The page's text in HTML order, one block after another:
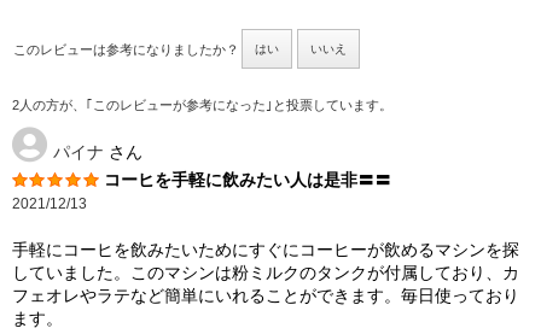
このレビューは参考になりましたか？ はい いいえ
2人の方が、｢このレビューが参考になった｣と投票しています。
パイナ さん
コーヒを手軽に飲みたい人は是非〓〓
2021/12/13
手軽にコーヒを飲みたいためにすぐにコーヒーが飲めるマシンを探
していました。このマシンは粉ミルクのタンクが付属しており、カ
フェオレやラテなど簡単にいれることができます。毎日使っており
ます。